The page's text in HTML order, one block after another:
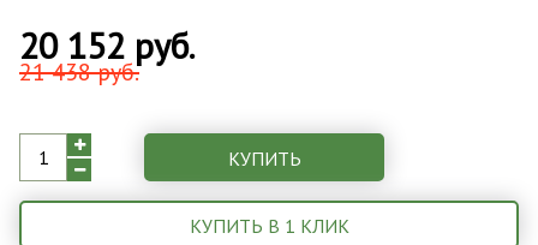
20 152 руб.
21 438 руб.
КУПИТЬ
КУПИТЬ В 1 КЛИК